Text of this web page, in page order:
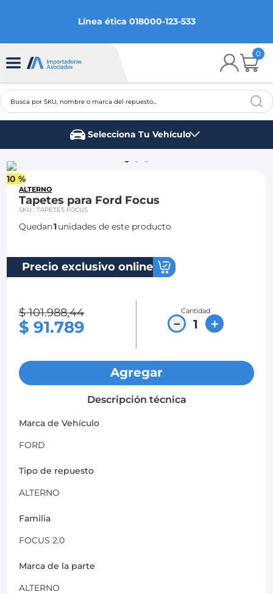
Línea ética 018000-123-533
0
Busca por SKU, nombre o marca del repuesto...
Selecciona Tu Vehículo
10 %
ALTERNO
Tapetes para Ford Focus
SKU:TAPETES FOCUS
Quedan1unidades de este producto
Precio exclusivo online
$ 101.988,44
$ 91.789
Cantidad
＋
－
Agregar
Descripción técnica
Marca de Vehículo
FORD
Tipo de repuesto
ALTERNO
Familia
FOCUS 2.0
Marca de la parte
ALTERNO
2
3.
spark gt
ford fiesta
optra
sail
mazda 2
10. chevrolet sail